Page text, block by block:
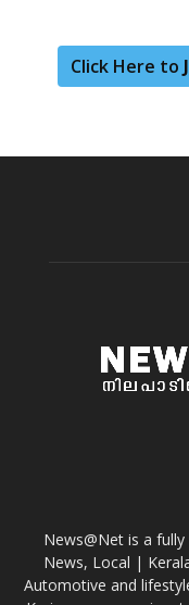
Click Here to
News@Net is a
News, Local |
Automotive and